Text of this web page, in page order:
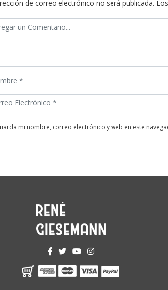
de correo electrónico no será publicada.
guarda mi nombre, correo electrónico y web en este